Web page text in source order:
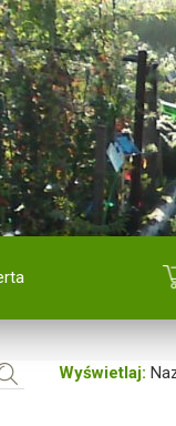
Wyświetlaj: